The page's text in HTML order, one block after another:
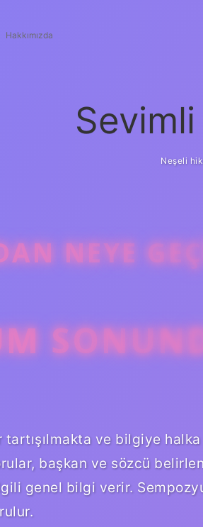
Hakkımızda
Neşeli
NEYE
ve bilgiye halka
başkan ve sözcü
genel bilgi verir.